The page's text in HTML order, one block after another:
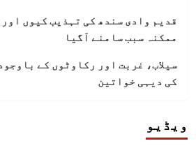
قدیم وادی سندھ کی تہذیب کیوں
ممکنہ سبب سامنے آگیا
سیلاب، غربت اور رکاوٹوں کے
کی دیہی خواتین
ویڈیو